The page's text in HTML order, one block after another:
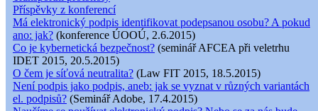
Příspěvky z konferencí
Má elektronický podpis identifikovat podepsanou osobu? A pokud
ano: jak? (konference ÚOOÚ, 2.6.2015)
Co je kybernetická bezpečnost? (seminář AFCEA při veletrhu
IDET 2015, 20.5.2015)
O čem je síťová neutralita? (Law FIT 2015, 18.5.2015)
Není podpis jako podpis, aneb: jak se vyznat v různých variantách
el. podpisů? (Seminář Adobe, 17.4.2015)